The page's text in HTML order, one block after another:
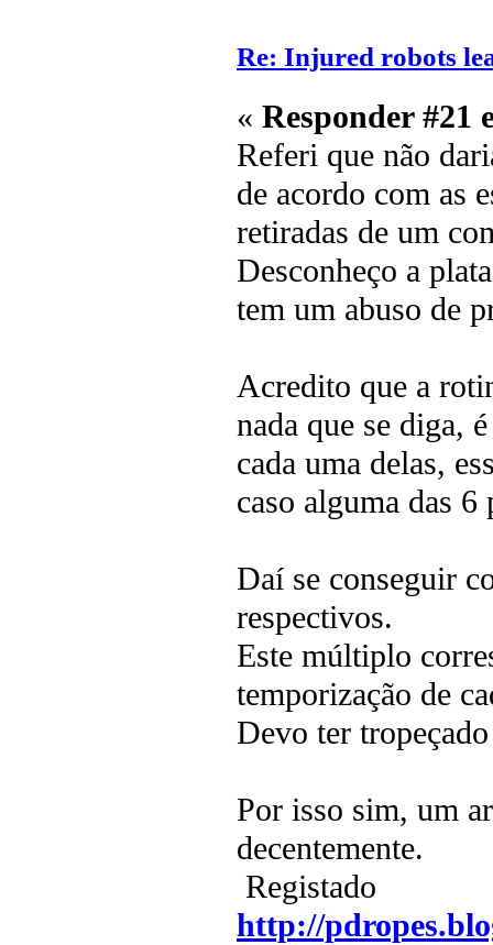
Re: Injured robots
« Responder #21
Referi que não
de acordo com as
retiradas de um
Desconheço a
tem um abuso de
Acredito que a
nada que se diga,
cada uma delas,
caso alguma das 6
Daí se conseguir
respectivos.
Este múltiplo
temporização de
Devo ter
Por isso sim, um
decentemente.
Registado
http://